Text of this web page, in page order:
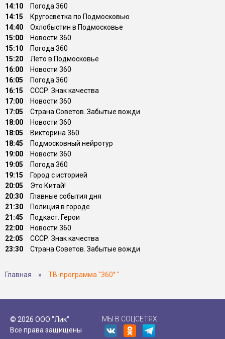
14:10
Погода 360
14:15
Кругосветка по Подмосковью
14:40
Охлобыстин в Подмосковье
15:00
Новости 360
15:10
Погода 360
15:20
Лето в Подмосковье
16:00
Новости 360
16:05
Погода 360
16:15
СССР. Знак качества
17:00
Новости 360
17:05
Страна Советов. Забытые вожди
18:00
Новости 360
18:05
Викторина 360
18:45
Подмосковный нейротур
19:00
Новости 360
19:05
Погода 360
19:15
Город с историей
20:05
Это Китай!
20:30
Главные события дня
21:30
Полиция в городе
21:45
Подкаст. Герои
22:00
Новости 360
22:05
СССР. Знак качества
23:30
Страна Советов. Забытые вожди
Главная » ТВ-программа "360° "
© 2026 ООО "Лик"
Все права защищены
МЫ В СОЦСЕТЯХ